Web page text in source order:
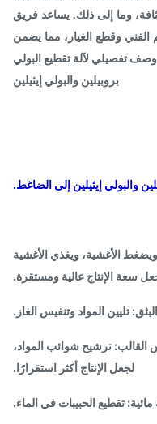
وما إلى ذلك. يساعد فريق
وقطع الغيار، مما يضمن
لآلة تقطيع البولي
بروبيلين والبولي إيثيلين
الأغشية، ويغذي الأغشية
الإنتاج عالية ومستقرة.
ترشيح شوائب المواد،
لجعل الإنتاج أكثر استقرارًا.